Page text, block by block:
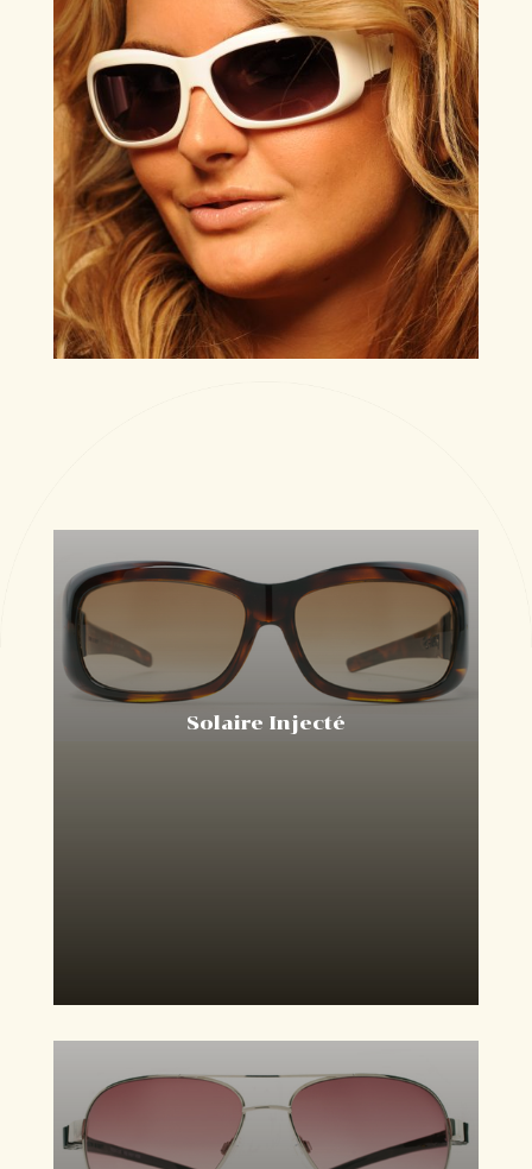
Solaire Injecté